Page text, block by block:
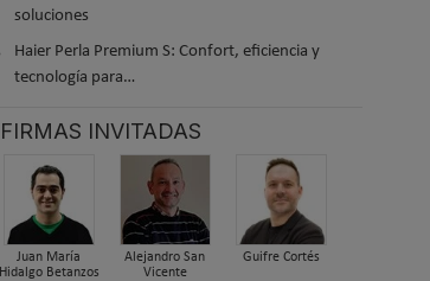
soluciones
Haier Perla Premium S: Confort, eficiencia y
tecnología para…
FIRMAS INVITADAS
Juan María
Hidalgo Betanzos
Alejandro San
Vicente
Guifre Cortés